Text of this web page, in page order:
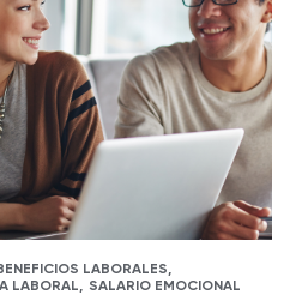
LABORALES,
LABORAL, SALARIO EMOCIONAL